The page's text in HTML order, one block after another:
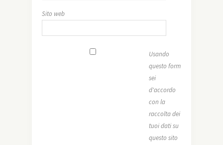
Sito web
Usando
questo form
sei
d'accordo
con la
raccolta dei
tuoi dati su
questo sito